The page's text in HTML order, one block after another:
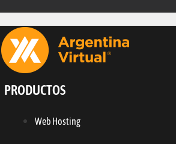
PRODUCTOS
Web Hosting